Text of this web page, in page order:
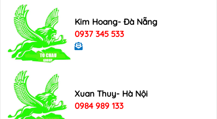
Kim Hoang- Đà Nẵng
0937 345 533
Xuan Thuy- Hà Nội
0984 989 133